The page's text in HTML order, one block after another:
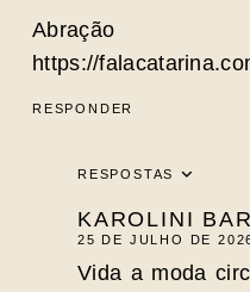
Abração
https://
RESPONDER
RESPOSTAS
KAROLINI
25 DE JULHO DE
Vida a moda